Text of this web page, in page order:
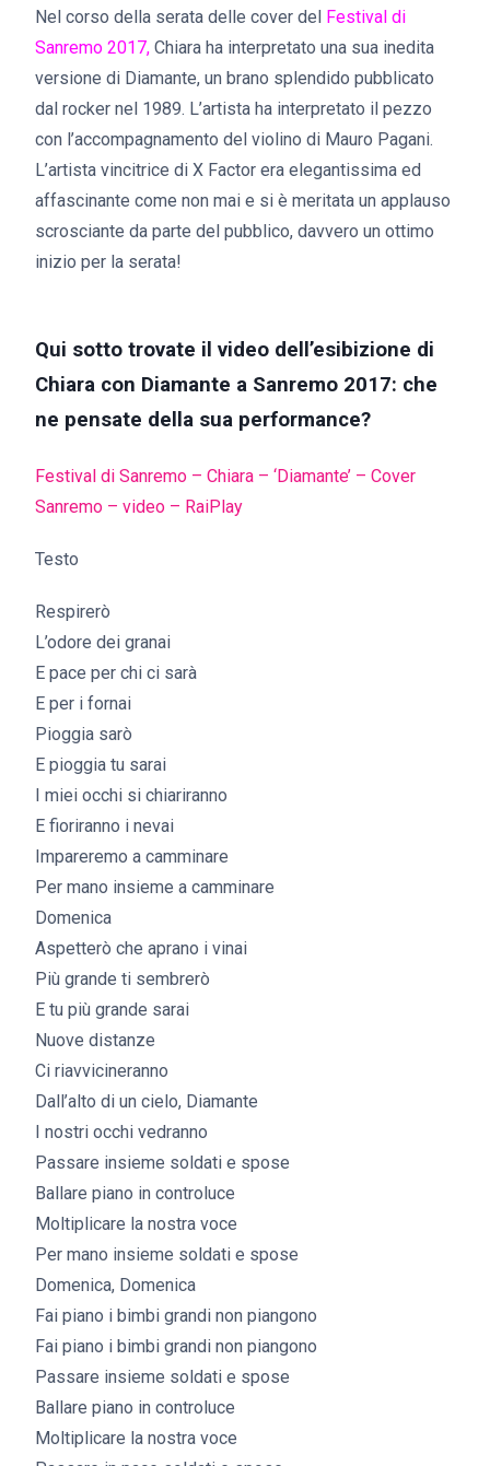
Nel corso della serata delle cover del Festival di
Sanremo 2017, Chiara ha interpretato una sua inedita
versione di Diamante, un brano splendido pubblicato
dal rocker nel 1989. L’artista ha interpretato il pezzo
con l’accompagnamento del violino di Mauro Pagani.
L’artista vincitrice di X Factor era elegantissima ed
affascinante come non mai e si è meritata un applauso
scrosciante da parte del pubblico, davvero un ottimo
inizio per la serata!
Qui sotto trovate il video dell’esibizione di
Chiara con Diamante a Sanremo 2017: che
ne pensate della sua performance?
Festival di Sanremo – Chiara – ‘Diamante’ – Cover
Sanremo – video – RaiPlay
Testo
Respirerò
L’odore dei granai
E pace per chi ci sarà
E per i fornai
Pioggia sarò
E pioggia tu sarai
I miei occhi si chiariranno
E fioriranno i nevai
Impareremo a camminare
Per mano insieme a camminare
Domenica
Aspetterò che aprano i vinai
Più grande ti sembrerò
E tu più grande sarai
Nuove distanze
Ci riavvicineranno
Dall’alto di un cielo, Diamante
I nostri occhi vedranno
Passare insieme soldati e spose
Ballare piano in controluce
Moltiplicare la nostra voce
Per mano insieme soldati e spose
Domenica, Domenica
Fai piano i bimbi grandi non piangono
Fai piano i bimbi grandi non piangono
Passare insieme soldati e spose
Ballare piano in controluce
Moltiplicare la nostra voce